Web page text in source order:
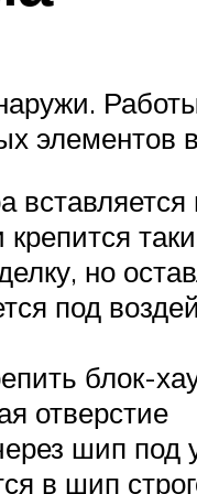
элементов
но
под
блок-
отверстие
шип под
в шип